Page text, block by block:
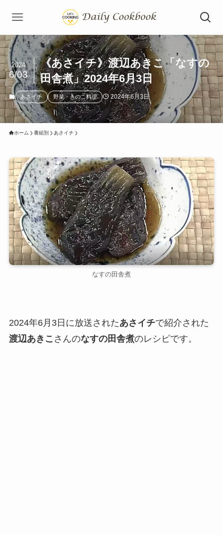
《あさイチ》渡辺あきこ「なすの
田舎煮」2024年6月3日
2024
6/03
あさイチ 野菜・きのこ料理 2024年6月3日
ホーム 番組別 あさイチ
なすの田舎煮
2024年6月3日に放送されたあさイチで紹介された
渡辺あきこ さんのなすの田舎煮のレシピです。